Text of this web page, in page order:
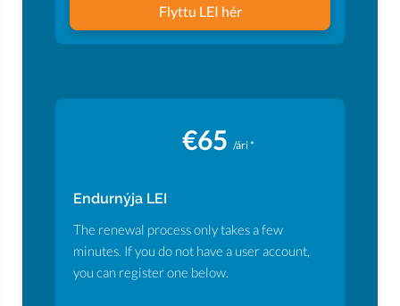
Flyttu LEI hér
€65 /ári *
Endurnýja LEI
The renewal process only takes a few
minutes. If you do not have a user account,
you can register one below.